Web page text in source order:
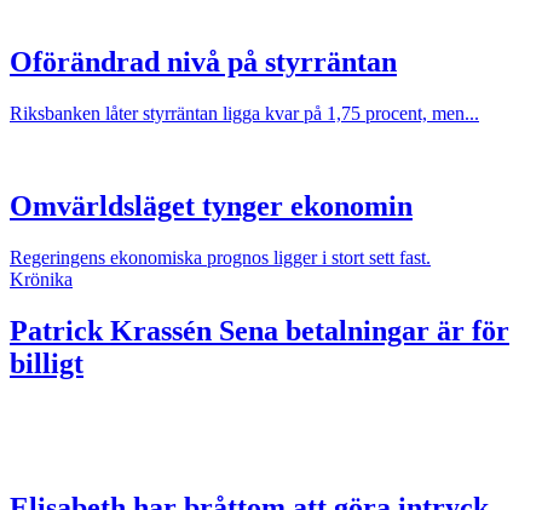
Oförändrad nivå på styrräntan
Riksbanken låter styrräntan ligga kvar på 1,75 procent, men...
Omvärldsläget tynger ekonomin
Regeringens ekonomiska prognos ligger i stort sett fast.
Krönika
Patrick Krassén Sena betalningar är för
billigt